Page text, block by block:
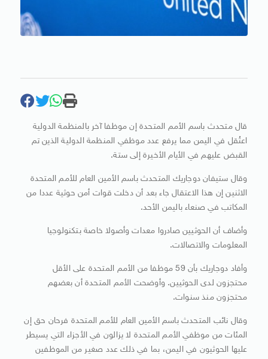
قال متحدث باسم الأمم المتحدة إن موظفا آخر بالمنظمة الدولية
اعتُقل في اليمن مما يرفع عدد موظفي المنظمة الدولية الذين تم
القبض عليهم في الأيام الأخيرة إلى ستة.
وقال ستيفان دوجاريك المتحدث باسم الأمين العام للأمم المتحدة
الاثنين إن هذا الاعتقال جاء بعد أن دخلت قوات أمن حوثية عددا من
المكاتب في صنعاء باليمن الأحد.
وأضاف أن الحوثيين صادروا معدات وأصولا خاصة بتكنولوجيا
المعلومات والاتصالات.
وأفاد دوجاريك بأن 59 موظفا من الأمم المتحدة على الأقل
محتجزون لدى الحوثيين. وأوضحت الأمم المتحدة أن بعضهم
محتجزون منذ سنوات.
وقال نائب المتحدث باسم الأمين العام للأمم المتحدة فرحان حق إن
المئات من موظفي الأمم المتحدة لا يزالون في الأجزاء التي يسيطر
عليها الحوثيون في اليمن، بما في ذلك عدد صغير من الموظفين